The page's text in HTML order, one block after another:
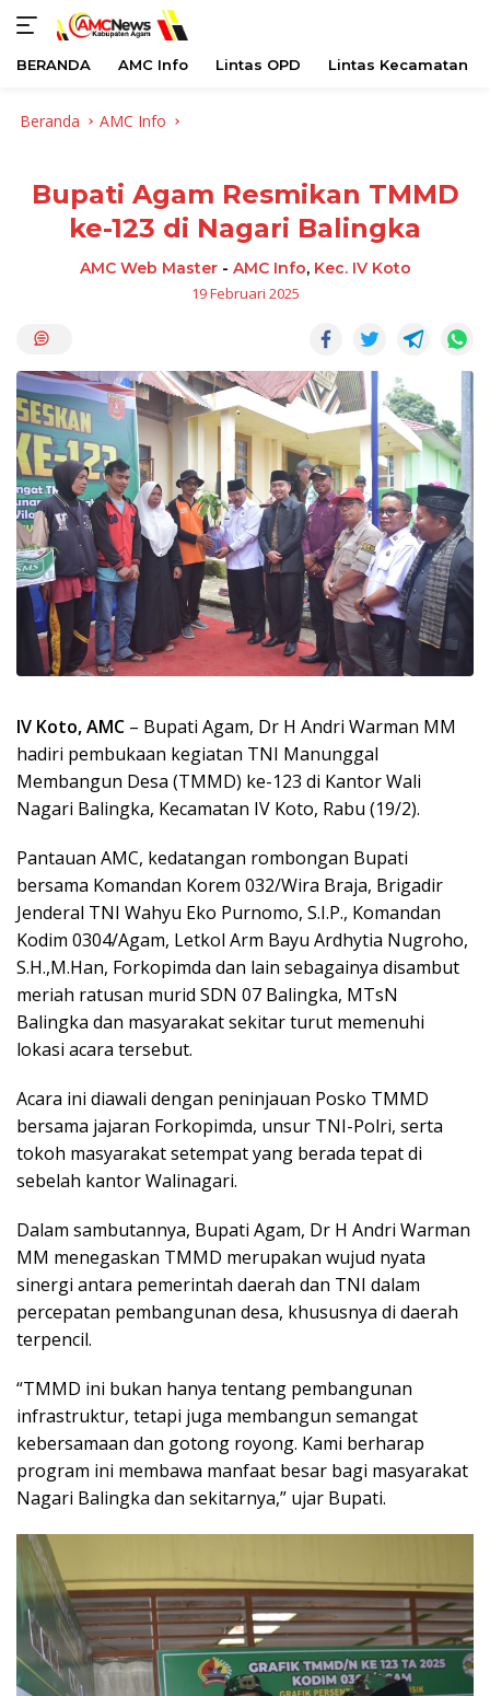
BERANDA AMC Info Lintas OPD Lintas Kecamatan
Beranda AMC Info
Bupati Agam Resmikan TMMD
ke-123 di Nagari Balingka
AMC Web Master- AMC Info, Kec. IV Koto
19 Februari 2025
IV Koto, AMC – Bupati Agam, Dr H Andri Warman MM
hadiri pembukaan kegiatan TNI Manunggal
Membangun Desa (TMMD) ke-123 di Kantor Wali
Nagari Balingka, Kecamatan IV Koto, Rabu (19/2).
Pantauan AMC, kedatangan rombongan Bupati
bersama Komandan Korem 032/Wira Braja, Brigadir
Jenderal TNI Wahyu Eko Purnomo, S.I.P., Komandan
Kodim 0304/Agam, Letkol Arm Bayu Ardhytia Nugroho,
S.H.,M.Han, Forkopimda dan lain sebagainya disambut
meriah ratusan murid SDN 07 Balingka, MTsN
Balingka dan masyarakat sekitar turut memenuhi
lokasi acara tersebut.
Acara ini diawali dengan peninjauan Posko TMMD
bersama jajaran Forkopimda, unsur TNI-Polri, serta
tokoh masyarakat setempat yang berada tepat di
sebelah kantor Walinagari.
Dalam sambutannya, Bupati Agam, Dr H Andri Warman
MM menegaskan TMMD merupakan wujud nyata
sinergi antara pemerintah daerah dan TNI dalam
percepatan pembangunan desa, khususnya di daerah
terpencil.
“TMMD ini bukan hanya tentang pembangunan
infrastruktur, tetapi juga membangun semangat
kebersamaan dan gotong royong. Kami berharap
program ini membawa manfaat besar bagi masyarakat
Nagari Balingka dan sekitarnya,” ujar Bupati.